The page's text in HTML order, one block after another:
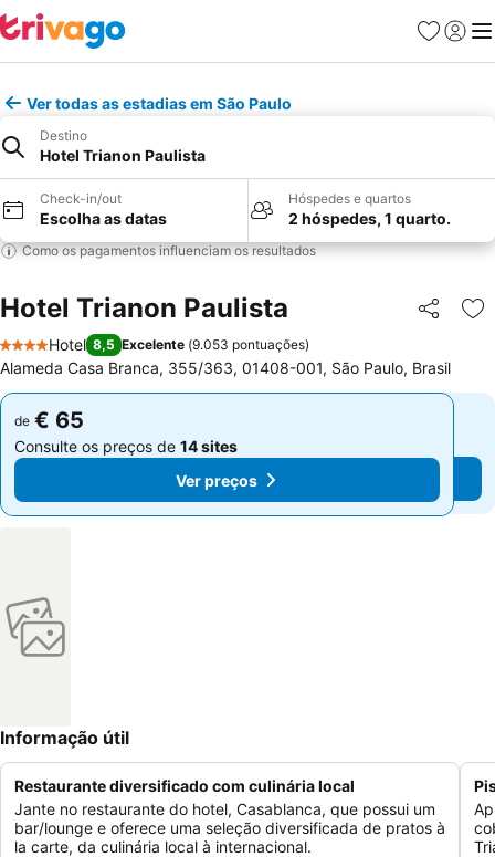
Favoritos
Iniciar
Ver todas as estadias em São Paulo
Destino
Hotel Trianon Paulista
Check-in/out
Escolha as datas
Hóspedes e quartos
2 hóspedes, 1 quarto.
Como os pagamentos influenciam os resultados
Hotel Trianon Paulista Partilhar
4 Estrelas
Hotel 8,5 Excelente (9.053 pontuações)
Alameda Casa Branca, 355/363, 01408-001, São Paulo, Brasil
de € 65
Consulte os preços de 14 sites
Ver preços
de € 65
Consulte os preços de 14 sites
Ver preços
Informação útil
Restaurante diversificado com culinária local
Jante no restaurante do hotel, Casablanca, que possui um
bar/lounge e oferece uma seleção diversificada de pratos à
la carte, da culinária local à internacional.